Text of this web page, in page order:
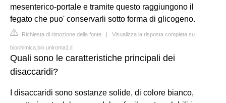
mesenterico-portale e tramite questo raggiungono il
fegato che puo' conservarli sotto forma di glicogeno.
Richiesta di rimozione della fonte Visualizza la risposta completa su
biochimica.bio.uniroma1.it
Quali sono le caratteristiche principali dei
disaccaridi?
I disaccaridi sono sostanze solide, di colore bianco,